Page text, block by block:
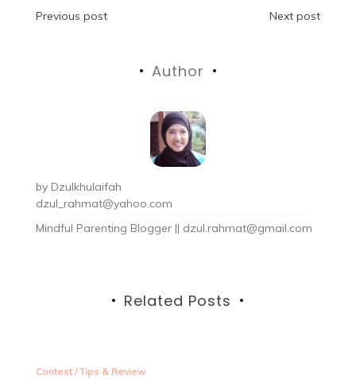
Previous post Next post
Author
by Dzulkhulaifah
dzul_rahmat@yahoo.com
Mindful Parenting Blogger || dzul.rahmat@gmail.com
Related Posts